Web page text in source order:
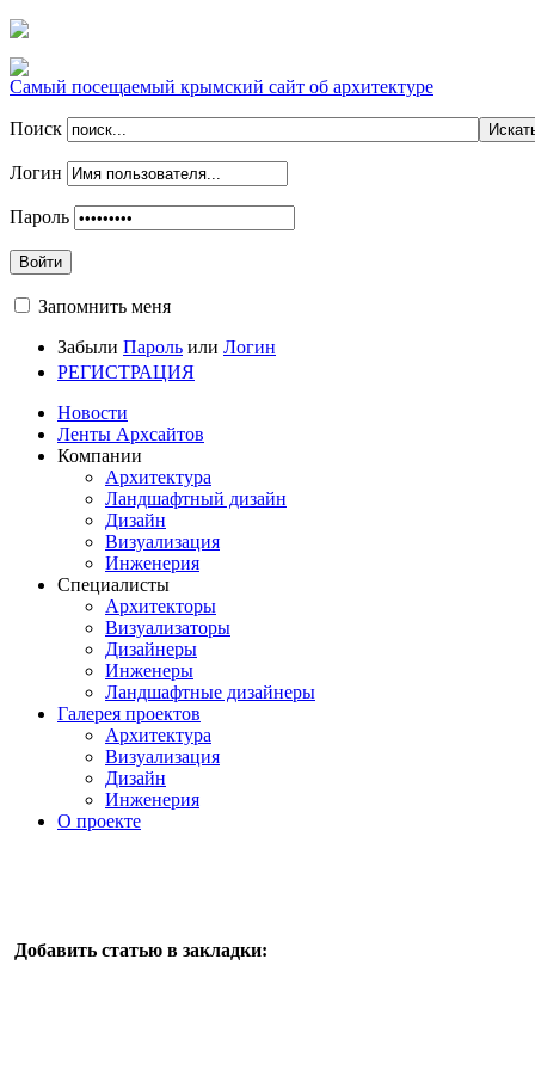
Самый посещаемый крымский сайт об архитектуре
Поиск
Логин
Пароль
Войти
Запомнить меня
Забыли Пароль или Логин
РЕГИСТРАЦИЯ
Новости
Ленты Архсайтов
Компании
Архитектура
Ландшафтный дизайн
Дизайн
Визуализация
Инженерия
Специалисты
Архитекторы
Визуализаторы
Дизайнеры
Инженеры
Ландшафтные дизайнеры
Галерея проектов
Архитектура
Визуализация
Дизайн
Инженерия
О проекте
Добавить статью в закладки: